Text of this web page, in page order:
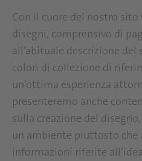
Con il cuore del nostro
disegni, comprensivo di
all’abituale descrizione
colori di collezione di
un’ottima esperienza
presenteremo anche
sulla creazione del
un ambiente piuttosto che
informazioni riferite